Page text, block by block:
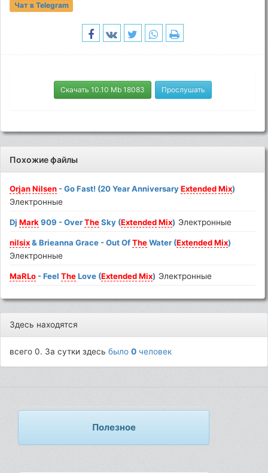
Чат в Telegram
Скачать 10.10 Mb 18083 Прослушать
Похожие файлы
Orjan Nilsen - Go Fast! (20 Year AnniversaryExtended Mix)
Электронные
DjMark 909 - OverTheSky (Extended Mix) Электронные
nilsix& Brieanna Grace - Out OfTheWater (Extended Mix)
Электронные
MaRLo - FeelTheLove (Extended Mix) Электронные
Здесь находятся
всего 0. За сутки здесьбыло0 человек
Полезное